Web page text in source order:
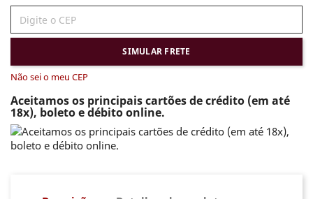
SIMULAR FRETE
Não sei o meu CEP
Aceitamos os principais cartões de crédito (em até
18x), boleto e débito online.